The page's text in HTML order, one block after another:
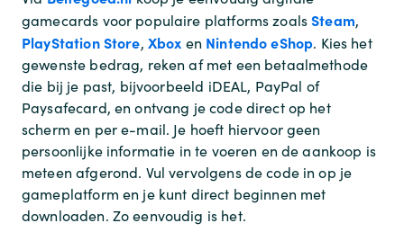
gamecards voor populaire platforms zoalsSteam,
PlayStation Store, Xbox en Nintendo eShop. Kies het
gewenste bedrag, reken af met een betaalmethode
die bij je past, bijvoorbeeld iDEAL, PayPal of
Paysafecard, en ontvang je code direct op het
scherm en per e-mail. Je hoeft hiervoor geen
persoonlijke informatie in te voeren en de aankoop is
meteen afgerond. Vul vervolgens de code in op je
gameplatform en je kunt direct beginnen met
downloaden. Zo eenvoudig is het.